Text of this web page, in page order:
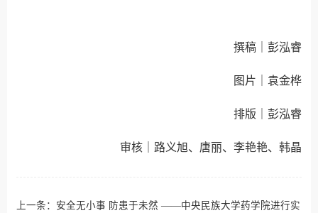
撰稿｜彭泓睿
图片｜袁金桦
排版｜彭泓睿
审核｜路义旭、唐丽、李艳艳、韩晶
上一条： 安全无小事 防患于未然 ——中央民族大学药学院进行实